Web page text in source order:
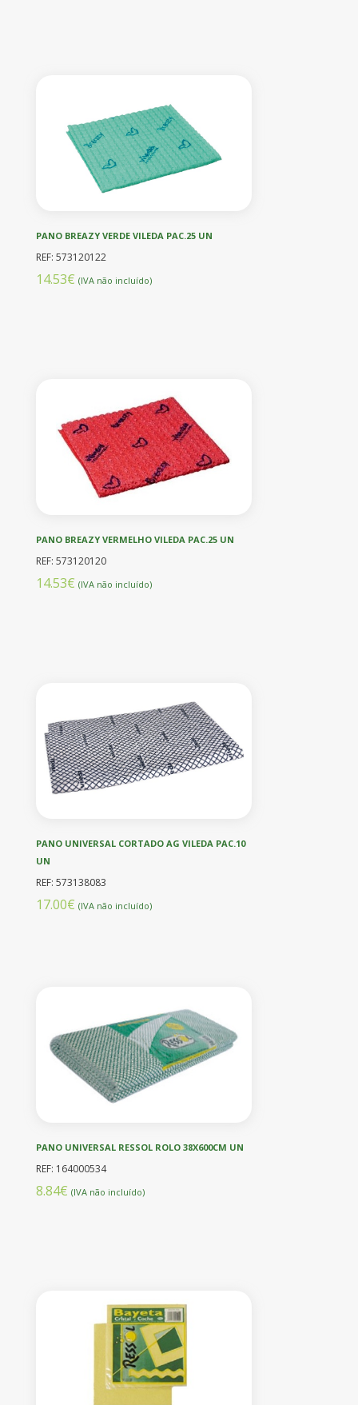
PANO BREAZY VERDE VILEDA PAC.25 UN
REF: 573120122
14.53€ (IVA não incluído)
PANO BREAZY VERMELHO VILEDA PAC.25 UN
REF: 573120120
14.53€ (IVA não incluído)
PANO UNIVERSAL CORTADO AG VILEDA PAC.10
UN
REF: 573138083
17.00€ (IVA não incluído)
PANO UNIVERSAL RESSOL ROLO 38X600CM UN
REF: 164000534
8.84€ (IVA não incluído)